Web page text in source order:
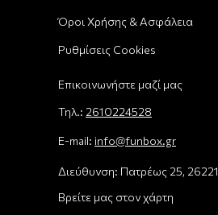
Όροι Χρήσης & Ασφάλεια
Ρυθμίσεις Cookies
Επικοινωνήστε μαζί μας
Τηλ.: 2610224528
E-mail: info@funbox.gr
Διεύθυνση: Πατρέως 25, 26221
Βρείτε μας στον χάρτη